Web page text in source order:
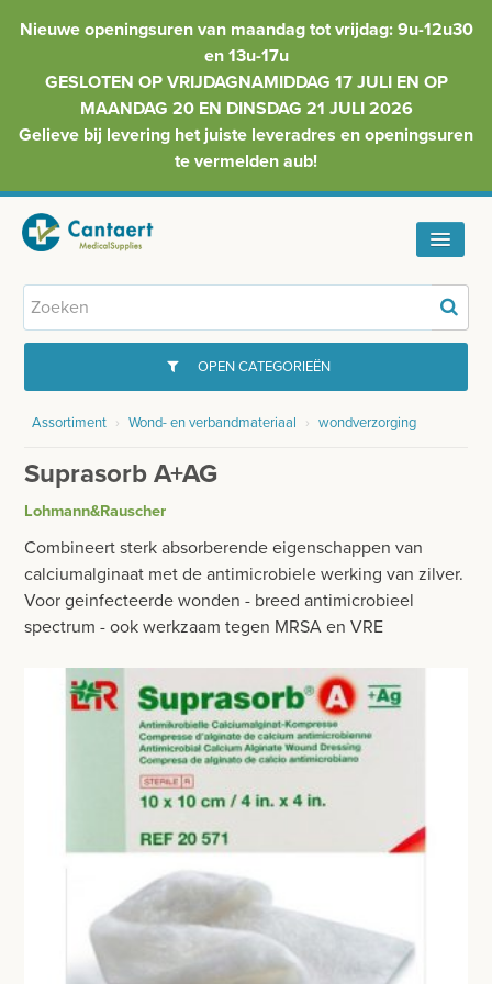
Nieuwe openingsuren van maandag tot vrijdag: 9u-12u30
en 13u-17u
GESLOTEN OP VRIJDAGNAMIDDAG 17 JULI EN OP
MAANDAG 20 EN DINSDAG 21 JULI 2026
Gelieve bij levering het juiste leveradres en openingsuren
te vermelden aub!
HOME
BESURGICAL - INSTRUMENTARIUM
OPERATIE SETS
CONTACT
registreer
login
Prijzen worden nu inclusief BTW getoond
WIJZIG NAAR EXCLUSIEF BTW
OPEN CATEGORIEËN
GYNAECOLOGIE
INJECTIEMATERIAAL
WOND- EN VERBANDMATERIAAL
WINDELS EN STEUNVERBANDEN
COMPRESSEN
PLEISTERS
MEDISCHE VERZORGINGSSETS
BRACES
BANDAGES VOOR DIEREN
WATTEN-DEPPERS
Assortiment › Wond- en verbandmateriaal › wondverzorging
Suprasorb A+AG
Lohmann&Rauscher
Combineert sterk absorberende eigenschappen van
calciumalginaat met de antimicrobiele werking van zilver.
Voor geinfecteerde wonden - breed antimicrobieel
spectrum - ook werkzaam tegen MRSA en VRE